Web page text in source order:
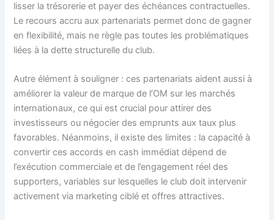
lisser la trésorerie et payer des échéances contractuelles.
Le recours accru aux partenariats permet donc de gagner
en flexibilité, mais ne règle pas toutes les problématiques
liées à la dette structurelle du club.
Autre élément à souligner : ces partenariats aident aussi à
améliorer la valeur de marque de l’OM sur les marchés
internationaux, ce qui est crucial pour attirer des
investisseurs ou négocier des emprunts aux taux plus
favorables. Néanmoins, il existe des limites : la capacité à
convertir ces accords en cash immédiat dépend de
l’exécution commerciale et de l’engagement réel des
supporters, variables sur lesquelles le club doit intervenir
activement via marketing ciblé et offres attractives.